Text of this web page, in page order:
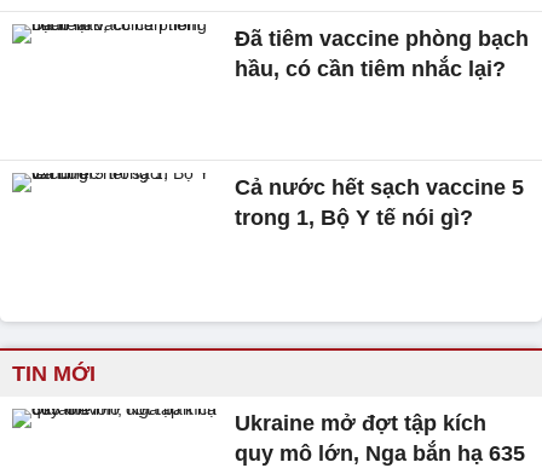
Đã tiêm vaccine phòng bạch
hầu, có cần tiêm nhắc lại?
Cả nước hết sạch vaccine 5
trong 1, Bộ Y tế nói gì?
TIN MỚI
Ukraine mở đợt tập kích
quy mô lớn, Nga bắn hạ 635